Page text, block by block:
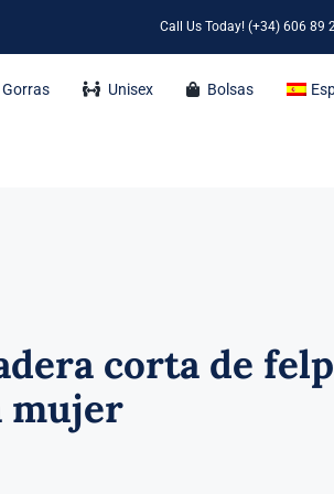
Call Us Today! (+34) 606 89
Gorras Unisex Bolsas
corta de
mujer